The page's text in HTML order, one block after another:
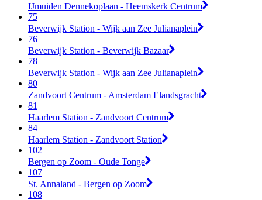
IJmuiden Dennekoplaan - Heemskerk Centrum
75
Beverwijk Station - Wijk aan Zee Julianaplein
76
Beverwijk Station - Beverwijk Bazaar
78
Beverwijk Station - Wijk aan Zee Julianaplein
80
Zandvoort Centrum - Amsterdam Elandsgracht
81
Haarlem Station - Zandvoort Centrum
84
Haarlem Station - Zandvoort Station
102
Bergen op Zoom - Oude Tonge
107
St. Annaland - Bergen op Zoom
108